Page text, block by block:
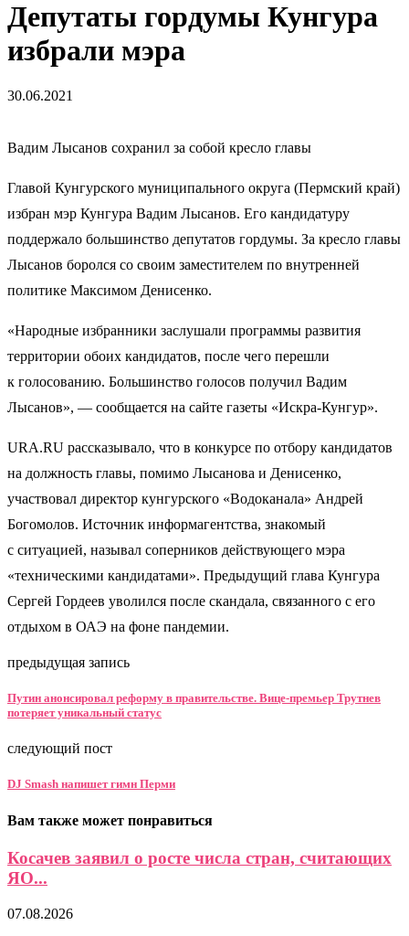
Депутаты гордумы Кунгура
избрали мэра
30.06.2021
Вадим Лысанов сохранил за собой кресло главы
Главой Кунгурского муниципального округа (Пермский край)
избран мэр Кунгура Вадим Лысанов. Его кандидатуру
поддержало большинство депутатов гордумы. За кресло главы
Лысанов боролся со своим заместителем по внутренней
политике Максимом Денисенко.
«Народные избранники заслушали программы развития
территории обоих кандидатов, после чего перешли
к голосованию. Большинство голосов получил Вадим
Лысанов», — сообщается на сайте газеты «Искра-Кунгур».
URA.RU рассказывало, что в конкурсе по отбору кандидатов
на должность главы, помимо Лысанова и Денисенко,
участвовал директор кунгурского «Водоканала» Андрей
Богомолов. Источник информагентства, знакомый
с ситуацией, называл соперников действующего мэра
«техническими кандидатами». Предыдущий глава Кунгура
Сергей Гордеев уволился после скандала, связанного с его
отдыхом в ОАЭ на фоне пандемии.
предыдущая запись
Путин анонсировал реформу в правительстве. Вице-премьер Трутнев
потеряет уникальный статус
следующий пост
DJ Smash напишет гимн Перми
Вам также может понравиться
Косачев заявил о росте числа стран, считающих
ЯО...
07.08.2026